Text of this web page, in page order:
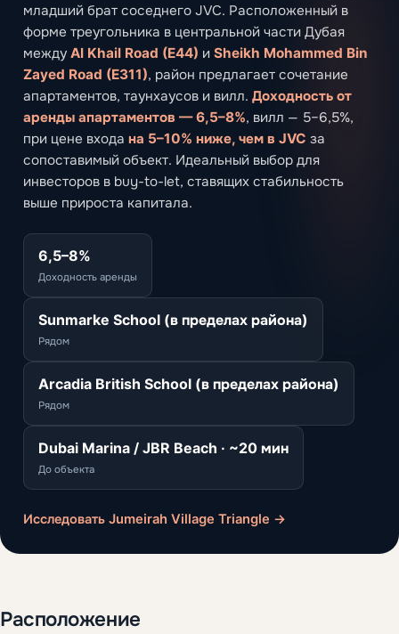
младший брат соседнего JVC. Расположенный в
форме треугольника в центральной части Дубая
между Al Khail Road (E44) и Sheikh Mohammed Bin
Zayed Road (E311), район предлагает сочетание
апартаментов, таунхаусов и вилл. Доходность от
аренды апартаментов — 6,5–8%, вилл — 5–6,5%,
при цене входа на 5–10% ниже, чем в JVC за
сопоставимый объект. Идеальный выбор для
инвесторов в buy-to-let, ставящих стабильность
выше прироста капитала.
6,5–8%
Доходность аренды
Sunmarke School (в пределах района)
Рядом
Arcadia British School (в пределах района)
Рядом
Dubai Marina / JBR Beach · ~20 мин
До объекта
Исследовать Jumeirah Village Triangle →
Расположение